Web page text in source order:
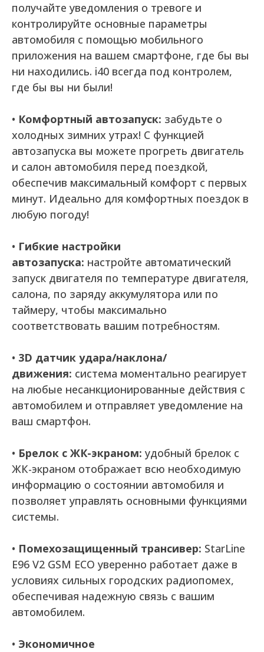
получайте уведомления о тревоге и
контролируйте основные параметры
автомобиля с помощью мобильного
приложения на вашем смартфоне, где бы вы
ни находились. i40 всегда под контролем,
где бы вы ни были!
• Комфортный автозапуск: забудьте о
холодных зимних утрах! С функцией
автозапуска вы можете прогреть двигатель
и салон автомобиля перед поездкой,
обеспечив максимальный комфорт с первых
минут. Идеально для комфортных поездок в
любую погоду!
• Гибкие настройки
автозапуска: настройте автоматический
запуск двигателя по температуре двигателя,
салона, по заряду аккумулятора или по
таймеру, чтобы максимально
соответствовать вашим потребностям.
• 3D датчик удара/наклона/
движения: система моментально реагирует
на любые несанкционированные действия с
автомобилем и отправляет уведомление на
ваш смартфон.
• Брелок с ЖК-экраном: удобный брелок с
ЖК-экраном отображает всю необходимую
информацию о состоянии автомобиля и
позволяет управлять основными функциями
системы.
• Помехозащищенный трансивер: StarLine
E96 V2 GSM ECO уверенно работает даже в
условиях сильных городских радиопомех,
обеспечивая надежную связь с вашим
автомобилем.
• Экономичное